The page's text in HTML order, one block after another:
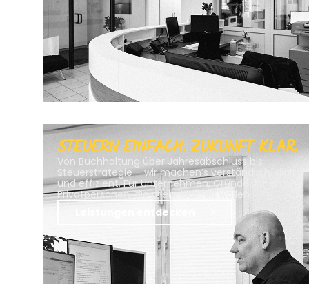
STEUERN EINFACH. ZUKUNFT KLAR.
Von Buchhaltung über Jahresabschluss bis
Steuerstrategie – wir machen’s verständlich, digital
und effizient. Für Unternehmen, Gründer:innen und
Privatpersonen, die mehr Klarheit wollen.
Leistungen entdecken